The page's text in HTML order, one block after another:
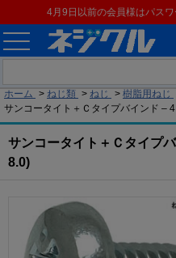
4月9日以前の会員様はパスワ
ホーム > ねじ類 > ねじ > 樹脂用ねじ
サンコータイト＋Ｃタイプバインド –
サンコータイト＋Ｃタイプ
8.0)